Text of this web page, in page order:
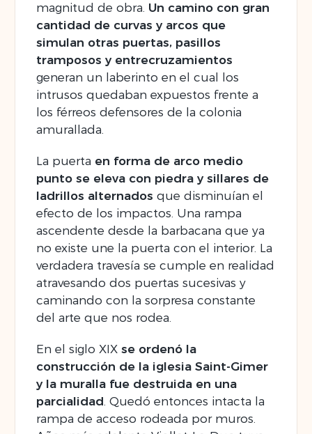
magnitud de obra. Un camino con gran
cantidad de curvas y arcos que
simulan otras puertas, pasillos
tramposos y entrecruzamientos
generan un laberinto en el cual los
intrusos quedaban expuestos frente a
los férreos defensores de la colonia
amurallada.
La puerta en forma de arco medio
punto se eleva con piedra y sillares de
ladrillos alternados que disminuían el
efecto de los impactos. Una rampa
ascendente desde la barbacana que ya
no existe une la puerta con el interior. La
verdadera travesía se cumple en realidad
atravesando dos puertas sucesivas y
caminando con la sorpresa constante
del arte que nos rodea.
En el siglo XIXse ordenó la
construcción de la iglesia Saint-Gimer
y la muralla fue destruida en una
parcialidad. Quedó entonces intacta la
rampa de acceso rodeada por muros.